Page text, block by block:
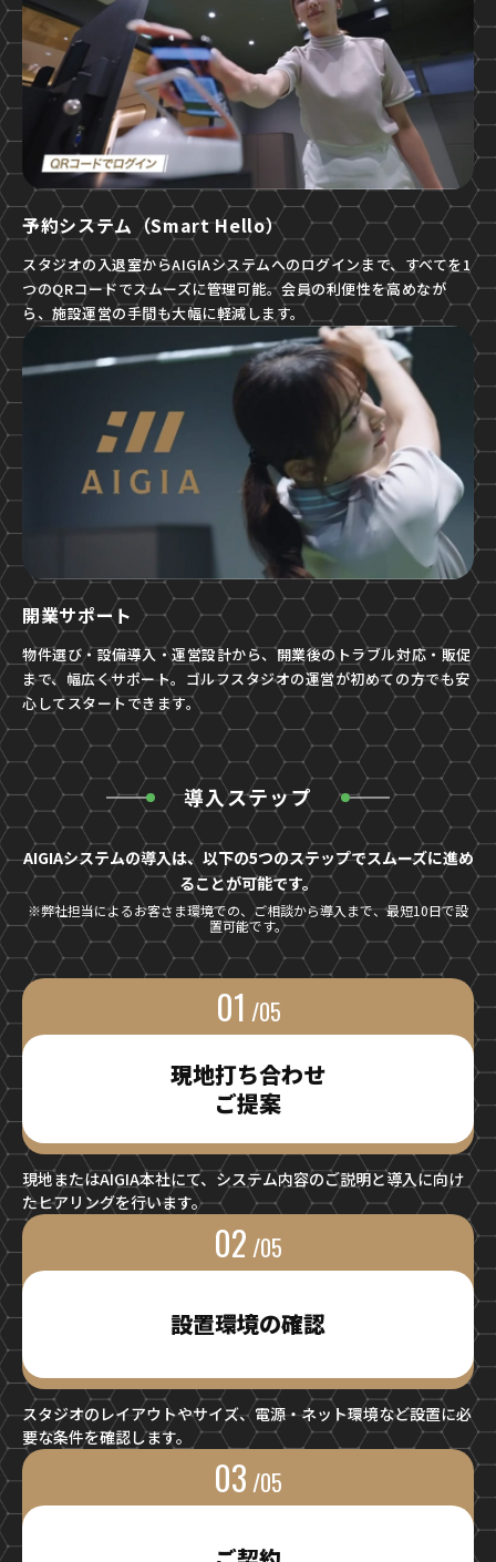
予約システム（Smart Hello）
スタジオの入退室からAIGIAシステムへのログインまで、すべてを1
つのQRコードでスムーズに管理可能。会員の利便性を高めなが
ら、施設運営の手間も大幅に軽減します。
開業サポート
物件選び・設備導入・運営設計から、開業後のトラブル対応・販促
まで、幅広くサポート。ゴルフスタジオの運営が初めての方でも安
心してスタートできます。
導入ステップ
AIGIAシステムの導入は、以下の5つのステップでスムーズに進め
ることが可能です。
※弊社担当によるお客さま環境での、ご相談から導入まで、最短10日で設
置可能です。
01 /05
現地打ち合わせ
ご提案
現地またはAIGIA本社にて、システム内容のご説明と導入に向け
たヒアリングを行います。
02 /05
設置環境の確認
スタジオのレイアウトやサイズ、電源・ネット環境など設置に必
要な条件を確認します。
03 /05